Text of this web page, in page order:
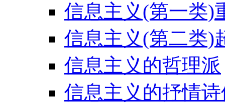
信息主义(第一类)
信息主义(第二类)
信息主义的哲理派
信息主义的抒情